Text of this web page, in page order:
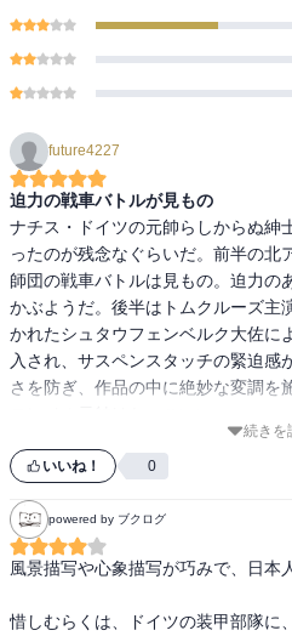
future4227
迫力の戦車バトルが見もの
ナチス・ドイツの元帥らしからぬ紳
ったのが残念なぐらいだ。前半の北
師団の戦車バトルは見もの。迫力の
かぶようだ。後半はトムクルーズ主
かれたシュタウフェンベルク大佐に
入され、サスペンスタッチの緊迫感
さを防ぎ、作品の中に絶妙な変調を
続きを
いいね！ 0
powered by ブクログ
風景描写や心象描写が巧みで、日本
惜しむらくは、ドイツの装甲部隊に